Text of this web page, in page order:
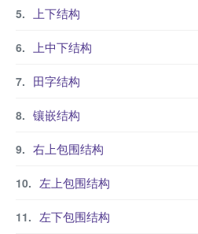
上下结构
上中下结构
田字结构
镶嵌结构
右上包围结构
左上包围结构
左下包围结构